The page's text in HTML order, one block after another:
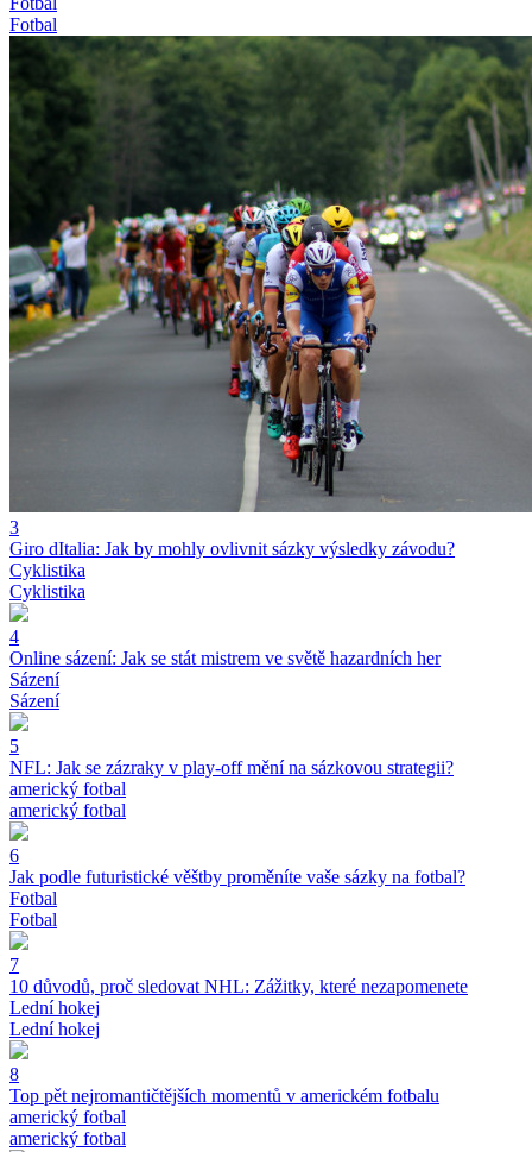
Fotbal
3
Giro dItalia: Jak by mohly ovlivnit sázky výsledky závodu?
Cyklistika
Cyklistika
4
Online sázení: Jak se stát mistrem ve světě hazardních her
Sázení
Sázení
5
NFL: Jak se zázraky v play-off mění na sázkovou strategii?
americký fotbal
americký fotbal
6
Jak podle futuristické věštby proměníte vaše sázky na fotbal?
Fotbal
Fotbal
7
10 důvodů, proč sledovat NHL: Zážitky, které nezapomenete
Lední hokej
Lední hokej
8
Top pět nejromantičtějších momentů v americkém fotbalu
americký fotbal
americký fotbal